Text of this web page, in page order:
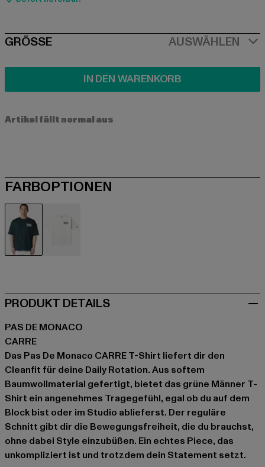
SIZE
GRÖSSE AUSWÄHLEN
IN DEN WARENKORB
Artikel fällt normal aus
FARBOPTIONEN
PRODUKT DETAILS
PAS DE MONACO
CARRE
Das Pas De Monaco CARRE T-Shirt liefert dir den
Cleanfit für deine Daily Rotation. Aus softem
Baumwollmaterial gefertigt, bietet das grüne Männer T-
Shirt ein angenehmes Tragegefühl, egal ob du auf dem
Block bist oder im Studio ablieferst. Der reguläre
Schnitt gibt dir die Bewegungsfreiheit, die du brauchst,
ohne dabei Style einzubüßen. Ein echtes Piece, das
unkompliziert ist und trotzdem dein Statement setzt.